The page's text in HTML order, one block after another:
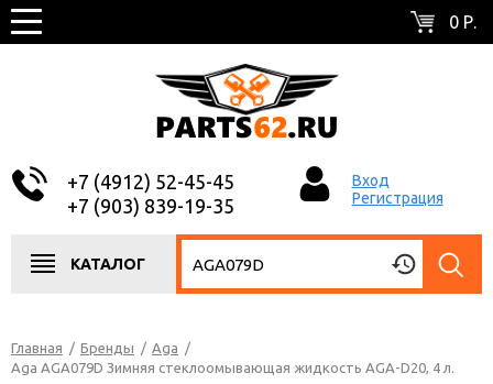
0 Р.
+7 (4912) 52-45-45
+7 (903) 839-19-35
Вход
Регистрация
КАТАЛОГ
Главная / Бренды / Aga /
Aga AGA079D Зимняя стеклоомывающая жидкость AGA-D20, 4 л.